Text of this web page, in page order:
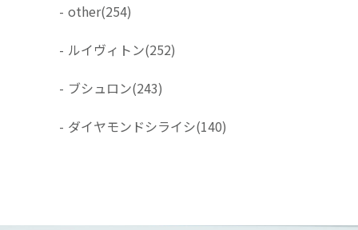
- other(254)
- ルイヴィトン(252)
- ブシュロン(243)
- ダイヤモンドシライシ(140)